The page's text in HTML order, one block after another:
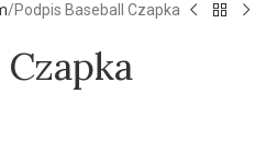
Podpis Baseball Czapka